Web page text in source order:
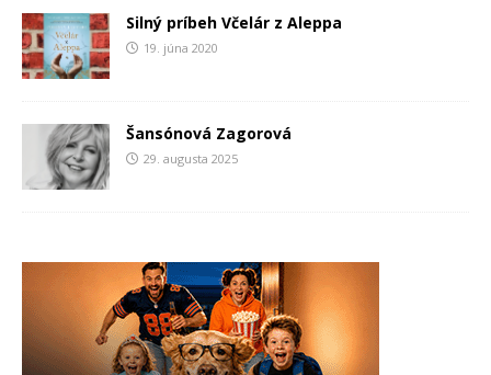
Silný príbeh Včelár z Aleppa
19. júna 2020
Šansónová Zagorová
29. augusta 2025